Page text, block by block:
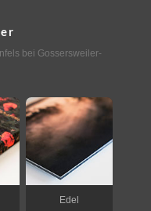
bei Gossersweiler-
Edel